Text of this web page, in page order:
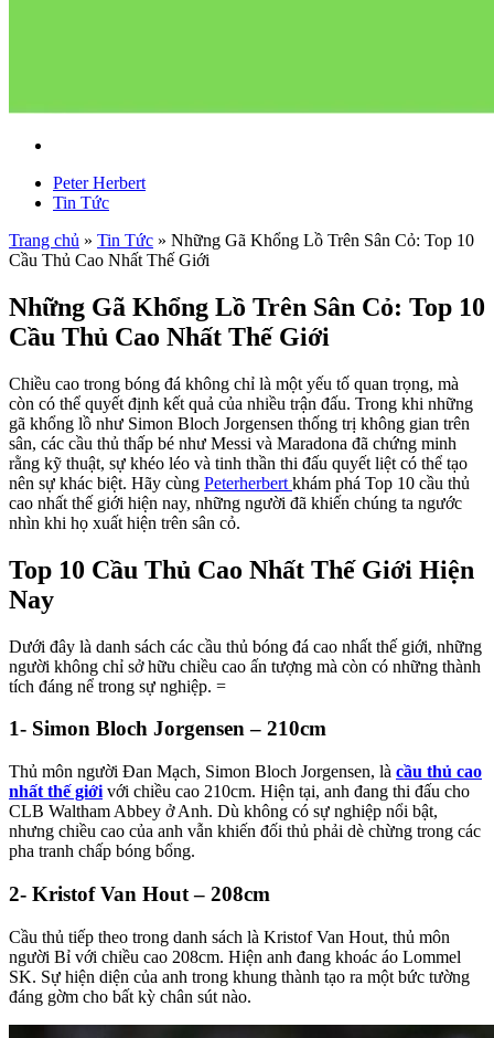
Peter Herbert
Tin Tức
Trang chủ » Tin Tức » Những Gã Khổng Lồ Trên Sân Cỏ: Top 10
Cầu Thủ Cao Nhất Thế Giới
Những Gã Khổng Lồ Trên Sân Cỏ: Top 10
Cầu Thủ Cao Nhất Thế Giới
Chiều cao trong bóng đá không chỉ là một yếu tố quan trọng, mà
còn có thể quyết định kết quả của nhiều trận đấu. Trong khi những
gã khổng lồ như Simon Bloch Jorgensen thống trị không gian trên
sân, các cầu thủ thấp bé như Messi và Maradona đã chứng minh
rằng kỹ thuật, sự khéo léo và tinh thần thi đấu quyết liệt có thể tạo
nên sự khác biệt. Hãy cùng Peterherbert khám phá Top 10 cầu thủ
cao nhất thế giới hiện nay, những người đã khiến chúng ta ngước
nhìn khi họ xuất hiện trên sân cỏ.
Top 10 Cầu Thủ Cao Nhất Thế Giới Hiện
Nay
Dưới đây là danh sách các cầu thủ bóng đá cao nhất thế giới, những
người không chỉ sở hữu chiều cao ấn tượng mà còn có những thành
tích đáng nể trong sự nghiệp. =
1- Simon Bloch Jorgensen – 210cm
Thủ môn người Đan Mạch, Simon Bloch Jorgensen, là cầu thủ cao
nhất thế giới với chiều cao 210cm. Hiện tại, anh đang thi đấu cho
CLB Waltham Abbey ở Anh. Dù không có sự nghiệp nổi bật,
nhưng chiều cao của anh vẫn khiến đối thủ phải dè chừng trong các
pha tranh chấp bóng bổng.
2- Kristof Van Hout – 208cm
Cầu thủ tiếp theo trong danh sách là Kristof Van Hout, thủ môn
người Bỉ với chiều cao 208cm. Hiện anh đang khoác áo Lommel
SK. Sự hiện diện của anh trong khung thành tạo ra một bức tường
đáng gờm cho bất kỳ chân sút nào.